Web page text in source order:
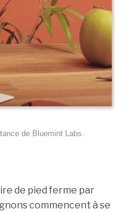
de Bluemint Labs.
de pied ferme par
commencent à se